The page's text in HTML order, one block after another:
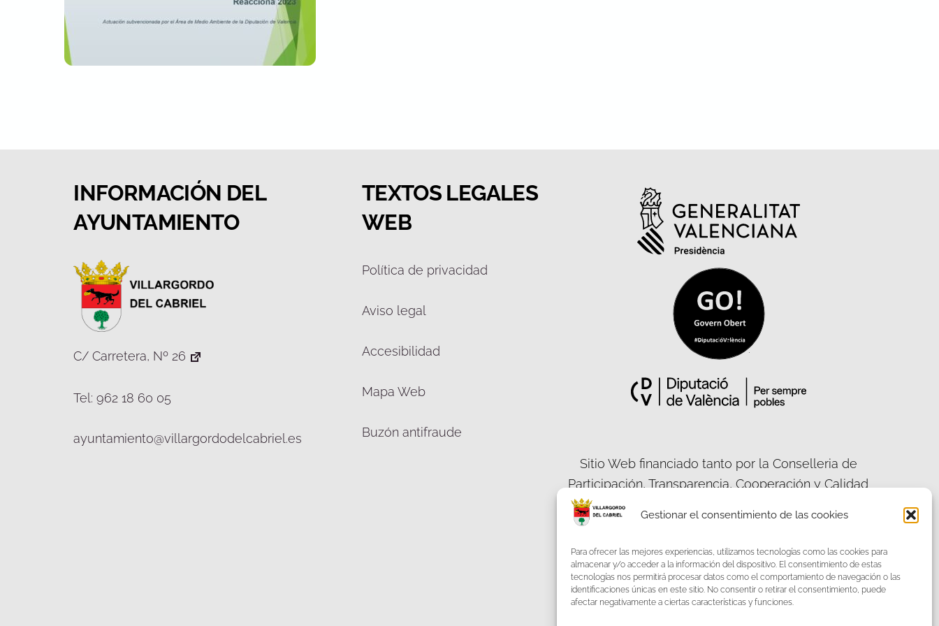
Gestionar el consentimiento de las cookies
Para ofrecer las mejores experiencias, utilizamos tecnologías como las cookies para
almacenar y/o acceder a la información del dispositivo. El consentimiento de estas
tecnologías nos permitirá procesar datos como el comportamiento de navegación o las
identificaciones únicas en este sitio. No consentir o retirar el consentimiento, puede
afectar negativamente a ciertas características y funciones.
INFORMACIÓN DEL
AYUNTAMIENTO
C/ Carretera, Nº 26
Tel: 962 18 60 05
ayuntamiento@villargordodelcabriel.es
TEXTOS LEGALES
WEB
Política de privacidad
Aviso legal
Accesibilidad
Mapa Web
Buzón antifraude
Sitio Web financiado tanto por la Conselleria de
Participación, Transparencia, Cooperación y Calidad
Democrática, como por la Diputación Provincial de
Facebook Twitter